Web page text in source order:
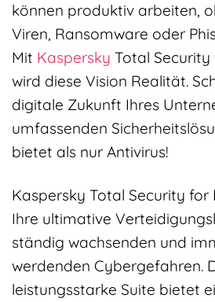
können produktiv arbeiten,
Viren, Ransomware oder
Mit Kaspersky Total Security
wird diese Vision Realität.
digitale Zukunft Ihres
umfassenden
bietet als nur Antivirus!
Kaspersky Total Security for
Ihre ultimative
ständig wachsenden und
werdenden Cybergefahren.
leistungsstarke Suite bietet